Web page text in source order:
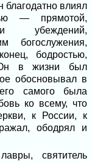
влиял
— прямотой,
убеждений,
богослужения,
бодростью,
Он в жизни был
обосновывал в
самого была
ко всему, что
к России, к
ободрял и
святитель